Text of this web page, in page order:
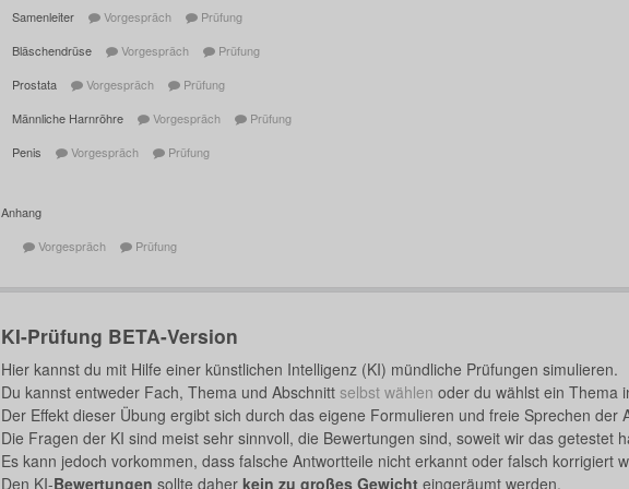
Samenleiter
Vorgespräch
Prüfung
Bläschendrüse
Vorgespräch
Prüfung
Prostata
Vorgespräch
Prüfung
Männliche Harnröhre
Vorgespräch
Prüfung
Penis
Vorgespräch Prüfung
Anhang
Vorgespräch
Prüfung
KI-Prüfung BETA-Version
Hier kannst du mit Hilfe einer künstlichen Intelligenz (KI) mündliche Prüfungen simulieren.
Du kannst entweder Fach, Thema und Abschnitt selbst wählen oder du wählst ein Thema
Der Effekt dieser Übung ergibt sich durch das eigene Formulieren und freie Sprechen der
Die Fragen der KI sind meist sehr sinnvoll, die Bewertungen sind, soweit wir das getestet
Es kann jedoch vorkommen, dass falsche Antwortteile nicht erkannt oder falsch korrigiert
Den KI-Bewertungen sollte daher kein zu großes Gewicht eingeräumt werden.